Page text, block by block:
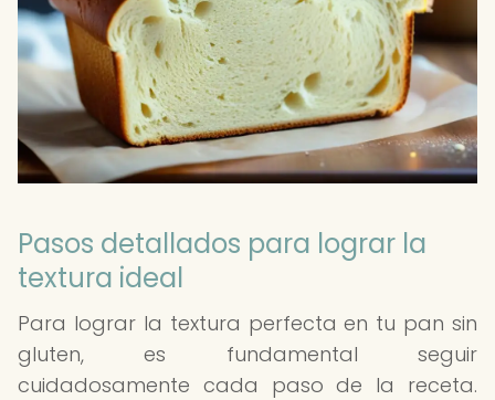
Pasos detallados para lograr la
textura ideal
Para lograr la textura perfecta en tu pan sin
gluten, es fundamental seguir
cuidadosamente cada paso de la receta.